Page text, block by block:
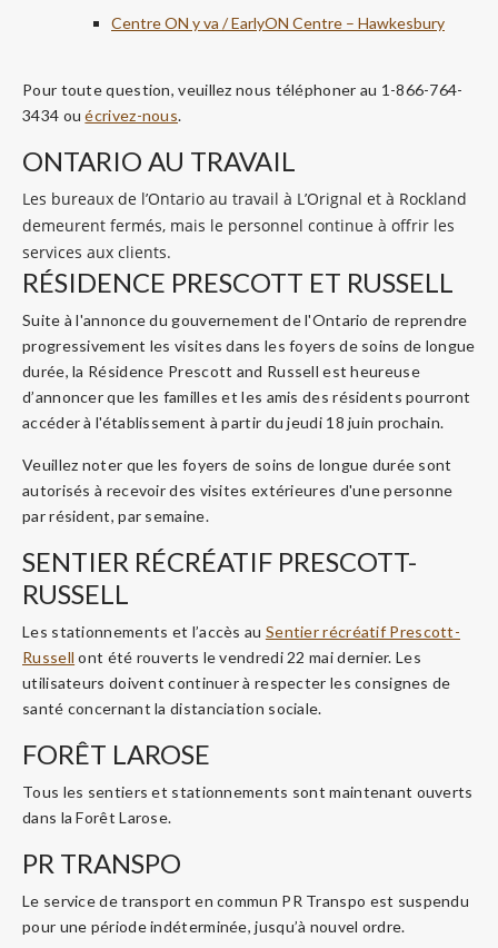
Centre ON y va / EarlyON Centre – Hawkesbury
Pour toute question, veuillez nous téléphoner au 1-866-764-
3434 ouécrivez-nous.
ONTARIO AU TRAVAIL
Les bureaux de l’Ontario au travail à L’Orignal et à Rockland
demeurent fermés, mais le personnel continue à offrir les
services aux clients.
RÉSIDENCE PRESCOTT ET RUSSELL
Suite à l'annonce du gouvernement de l'Ontario de reprendre
progressivement les visites dans les foyers de soins de longue
durée, la Résidence Prescott and Russell est heureuse
d’annoncer que les familles et les amis des résidents pourront
accéder à l'établissement à partir du jeudi 18 juin prochain.
Veuillez noter que les foyers de soins de longue durée sont
autorisés à recevoir des visites extérieures d'une personne
par résident, par semaine.
SENTIER RÉCRÉATIF PRESCOTT-
RUSSELL
Les stationnements et l’accès au Sentier récréatif Prescott-
Russell ont été rouverts le vendredi 22 mai dernier. Les
utilisateurs doivent continuer à respecter les consignes de
santé concernant la distanciation sociale.
FORÊT LAROSE
Tous les sentiers et stationnements sont maintenant ouverts
dans la Forêt Larose.
PR TRANSPO
Le service de transport en commun PR Transpo est suspendu
pour une période indéterminée, jusqu’à nouvel ordre.